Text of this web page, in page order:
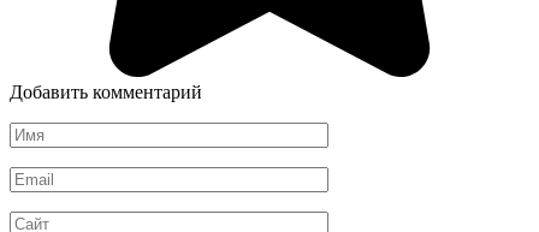
Добавить комментарий
Имя
*
Email
*
Сайт